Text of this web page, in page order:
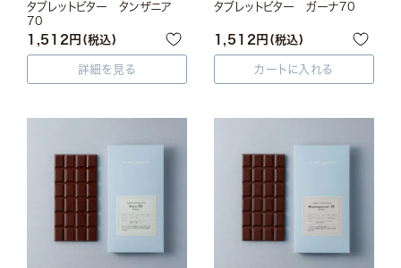
タブレットビター タンザニア
70
1,512 税込
詳細を見る
タブレットビター ガーナ70
1,512 税込
カートに入れる